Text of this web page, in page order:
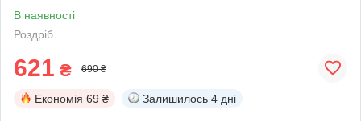
В наявності
Роздріб
621 ₴ 690 ₴
Економія 69 ₴ Залишилось 4 дні